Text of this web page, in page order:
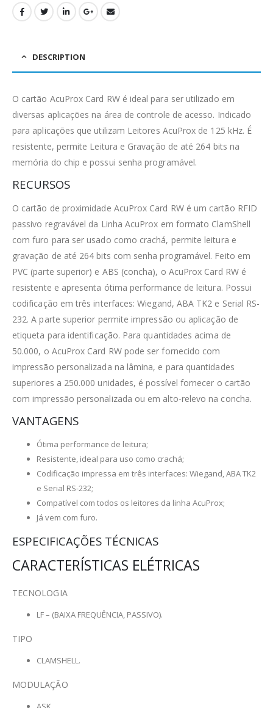
DESCRIPTION
O cartão AcuProx Card RW é ideal para ser utilizado em
diversas aplicações na área de controle de acesso. Indicado
para aplicações que utilizam Leitores AcuProx de 125 kHz. É
resistente, permite Leitura e Gravação de até 264 bits na
memória do chip e possui senha programável.
RECURSOS
O cartão de proximidade AcuProx Card RW é um cartão RFID
passivo regravável da Linha AcuProx em formato ClamShell
com furo para ser usado como crachá, permite leitura e
gravação de até 264 bits com senha programável. Feito em
PVC (parte superior) e ABS (concha), o AcuProx Card RW é
resistente e apresenta ótima performance de leitura. Possui
codificação em três interfaces: Wiegand, ABA TK2 e Serial RS-
232. A parte superior permite impressão ou aplicação de
etiqueta para identificação. Para quantidades acima de
50.000, o AcuProx Card RW pode ser fornecido com
impressão personalizada na lâmina, e para quantidades
superiores a 250.000 unidades, é possível fornecer o cartão
com impressão personalizada ou em alto-relevo na concha.
VANTAGENS
Ótima performance de leitura;
Resistente, ideal para uso como crachá;
Codificação impressa em três interfaces: Wiegand, ABA TK2
e Serial RS-232;
Compatível com todos os leitores da linha AcuProx;
Já vem com furo.
ESPECIFICAÇÕES TÉCNICAS
CARACTERÍSTICAS ELÉTRICAS
TECNOLOGIA
LF – (BAIXA FREQUÊNCIA, PASSIVO).
TIPO
CLAMSHELL.
MODULAÇÃO